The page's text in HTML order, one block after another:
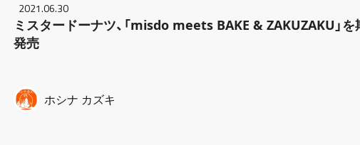
2021.06.30
ミスタードーナツ、「misdo meets BAKE & ZAKUZAKU」
発売
ホシナ カズキ